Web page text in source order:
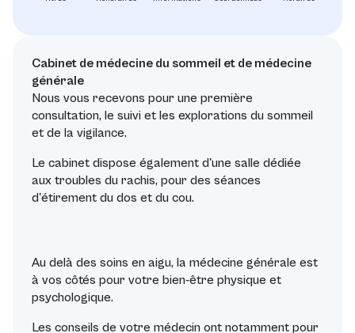
Cabinet de médecine du sommeil et de médecine
générale
Nous vous recevons pour une première
consultation, le suivi et les explorations du sommeil
et de la vigilance.
Le cabinet dispose également d'une salle dédiée
aux troubles du rachis, pour des séances
d'étirement du dos et du cou.
Au delà des soins en aigu, la médecine générale est
à vos côtés pour votre bien-être physique et
psychologique.
Les conseils de votre médecin ont notamment pour